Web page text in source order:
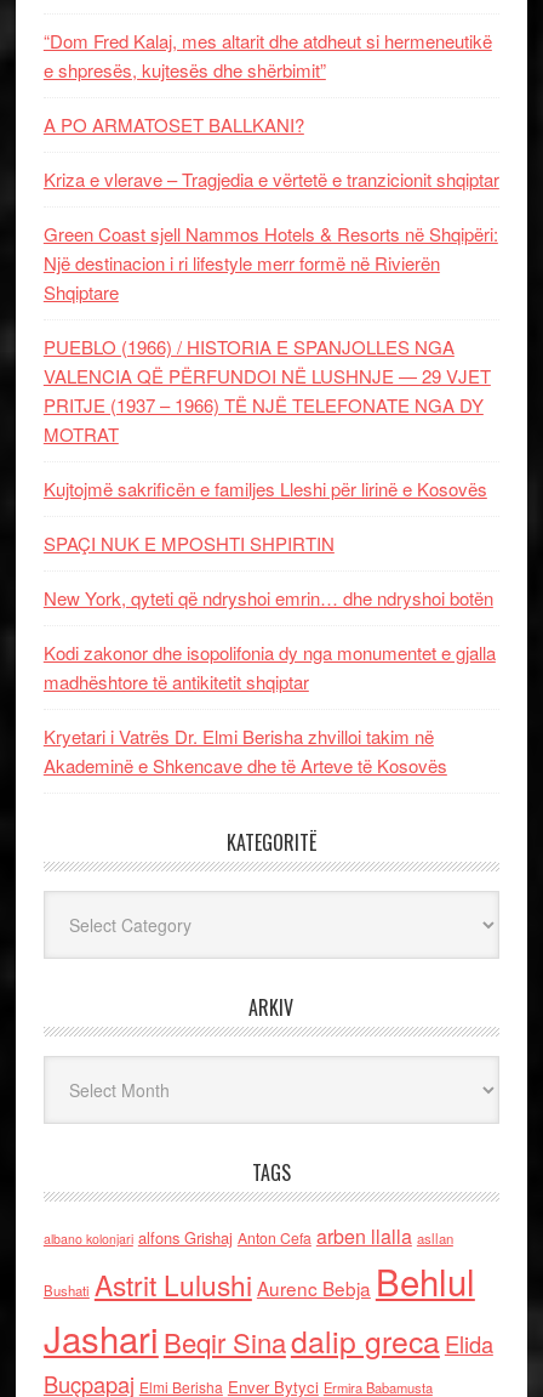
“Dom Fred Kalaj, mes altarit dhe atdheut si hermeneutikë
e shpresës, kujtesës dhe shërbimit”
A PO ARMATOSET BALLKANI?
Kriza e vlerave – Tragjedia e vërtetë e tranzicionit shqiptar
Green Coast sjell Nammos Hotels & Resorts në Shqipëri:
Një destinacion i ri lifestyle merr formë në Rivierën
Shqiptare
PUEBLO (1966) / HISTORIA E SPANJOLLES NGA
VALENCIA QË PËRFUNDOI NË LUSHNJE — 29 VJET
PRITJE (1937 – 1966) TË NJË TELEFONATE NGA DY
MOTRAT
Kujtojmë sakrificën e familjes Lleshi për lirinë e Kosovës
SPAÇI NUK E MPOSHTI SHPIRTIN
New York, qyteti që ndryshoi emrin… dhe ndryshoi botën
Kodi zakonor dhe isopolifonia dy nga monumentet e gjalla
madhështore të antikitetit shqiptar
Kryetari i Vatrës Dr. Elmi Berisha zhvilloi takim në
Akademinë e Shkencave dhe të Arteve të Kosovës
KATEGORITË
ARKIV
TAGS
albano kolonjari alfons Grishaj Anton Cefa arben llalla asllan
Bushati Astrit Lulushi Aurenc Bebja Behlul
Jashari Beqir Sinadalip grecaElida
Buçpapaj Elmi Berisha Enver Bytyci Ermira Babamusta